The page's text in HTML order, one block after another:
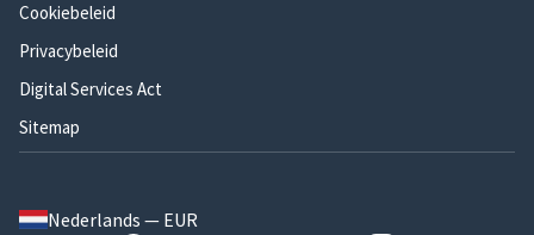
Cookiebeleid
Privacybeleid
Digital Services Act
Sitemap
Nederlands — EUR